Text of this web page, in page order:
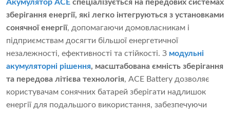
Акумулятор ACE спеціалізується на передових системах
зберігання енергії, які легко інтегруються з установками
сонячної енергії, допомагаючи домовласникам і
підприємствам досягти більшої енергетичної
незалежності, ефективності та стійкості. З модульні
акумуляторні рішення, масштабована ємність зберігання
та передова літієва технологія, ACE Battery дозволяє
користувачам сонячних батарей зберігати надлишок
енергії для подальшого використання, забезпечуючи